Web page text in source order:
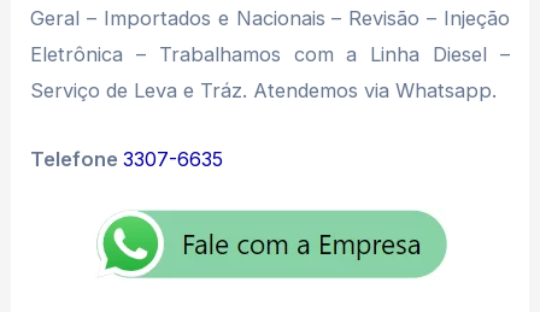
Geral – Importados e Nacionais – Revisão – Injeção
Eletrônica – Trabalhamos com a Linha Diesel –
Serviço de Leva e Tráz. Atendemos via Whatsapp.
Telefone3307-6635